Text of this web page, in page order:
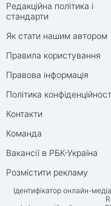
Редакційна політика і
стандарти
Як стати нашим автором
Правила користування
Правова інформація
Політика
Контакти
Команда
Вакансії в РБК-Україна
Розмістити рекламу
Ідентифікатор онлайн-